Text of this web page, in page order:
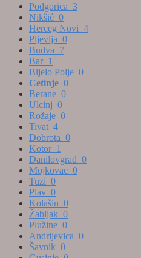
Podgorica 3
Nikšić 0
Herceg Novi 4
Pljevlja 0
Budva 7
Bar 1
Bijelo Polje 0
Cetinje 0
Berane 0
Ulcinj 0
Rožaje 0
Tivat 4
Dobrota 0
Kotor 1
Danilovgrad 0
Mojkovac 0
Tuzi 0
Plav 0
Kolašin 0
Žabljak 0
Plužine 0
Andrijevica 0
Šavnik 0